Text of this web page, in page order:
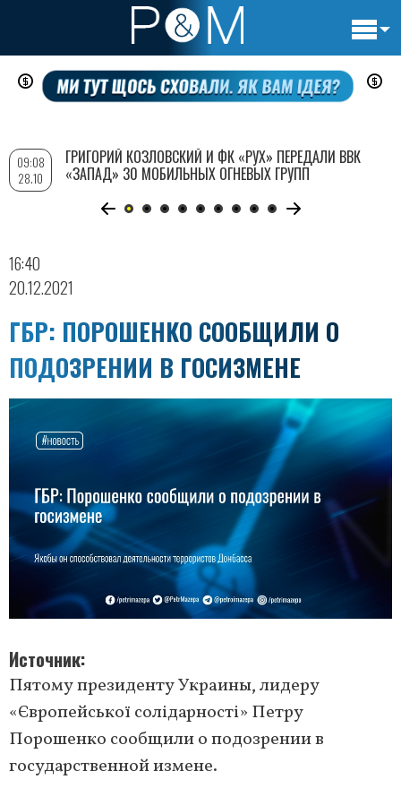
Перейти
содержанию
16:40
20.12.2021
ГБР: ПОРОШЕНКО СООБЩИЛИ О
ПОДОЗРЕНИИ В ГОСИЗМЕНЕ
Источник
Пятому президенту Украины, лидеру
«Європейської солідарності» Петру
Порошенко сообщили о подозрении в
государственной измене.
09:08
28.10
ГРИГОРИЙ КОЗЛОВСКИЙ И ФК «РУХ» ПЕРЕДАЛИ ВВК
«ЗАПАД» 30 МОБИЛЬНЫХ ОГНЕВЫХ ГРУПП